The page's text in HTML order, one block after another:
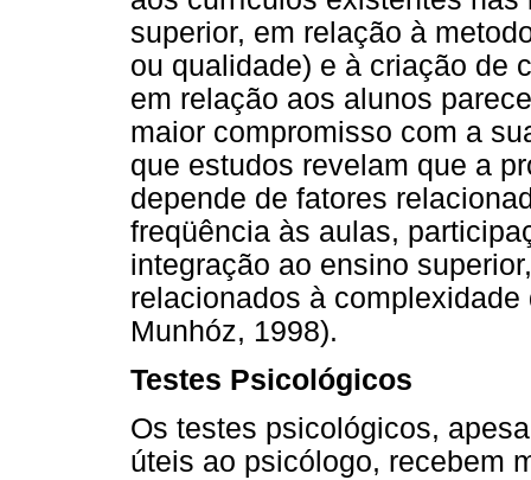
superior, em relação à
ou qualidade) e à criação de
em relação aos alunos
maior compromisso com a
que estudos revelam que a
depende de fatores
freqüência às aulas,
integração ao ensino
relacionados à
Munhóz, 1998).
Testes Psicológicos
Os testes psicológicos,
úteis ao psicólogo, recebem